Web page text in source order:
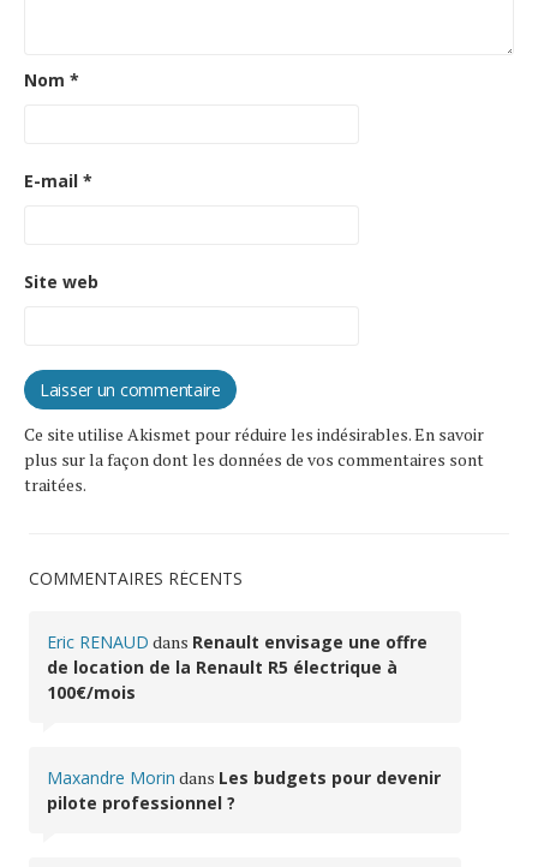
Nom *
E-mail *
Site web
Ce site utilise Akismet pour réduire les indésirables.En savoir
plus sur la façon dont les données de vos commentaires sont
traitées.
COMMENTAIRES RÉCENTS
Eric RENAUD dans Renault envisage une offre
de location de la Renault R5 électrique à
100€/mois
Maxandre Morin dans Les budgets pour devenir
pilote professionnel ?